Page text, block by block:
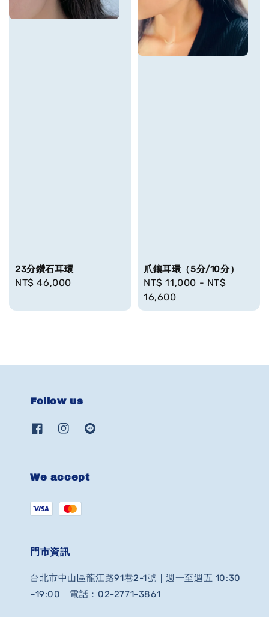
23分鑽石耳環
Regular
NT$ 46,000
爪鑲耳環（5分/10分）
Regular
price
NT$ 11,000 - NT$
16,600
Follow us
We accept
門市資訊
台北市中山區龍江路91巷2-1號｜週一至週五 10:30
–19:00｜電話：02-2771-3861